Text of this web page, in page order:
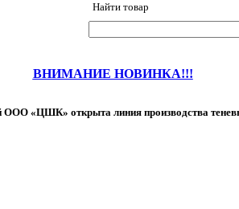
Найти товар
ВНИМАНИЕ НОВИНКА!!!
ООО «ЦШК» открыта линия производства